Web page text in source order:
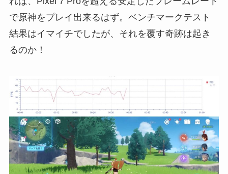
で原神をプレイ出来るはず。ベンチマークテスト
結果はイマイチでしたが、それを覆す奇跡は起き
るのか！